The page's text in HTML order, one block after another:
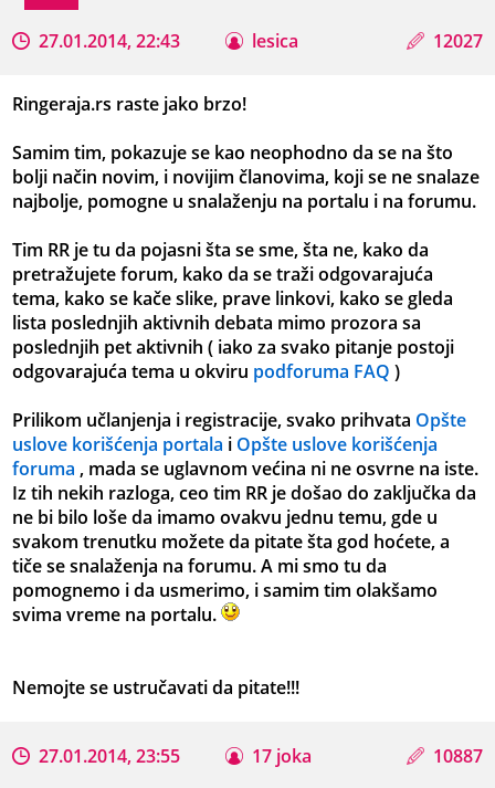
27.01.2014, 22:43 lesica 12027
Ringeraja.rs raste jako brzo!
Samim tim, pokazuje se kao neophodno da se na što
bolji način novim, i novijim članovima, koji se ne snalaze
najbolje, pomogne u snalaženju na portalu i na forumu.
Tim RR je tu da pojasni šta se sme, šta ne, kako da
pretražujete forum, kako da se traži odgovarajuća
tema, kako se kače slike, prave linkovi, kako se gleda
lista poslednjih aktivnih debata mimo prozora sa
poslednjih pet aktivnih ( iako za svako pitanje postoji
odgovarajuća tema u okviru podforuma FAQ )
Prilikom učlanjenja i registracije, svako prihvata Opšte
uslove korišćenja portala i Opšte uslove korišćenja
foruma , mada se uglavnom većina ni ne osvrne na iste.
Iz tih nekih razloga, ceo tim RR je došao do zaključka da
ne bi bilo loše da imamo ovakvu jednu temu, gde u
svakom trenutku možete da pitate šta god hoćete, a
tiče se snalaženja na forumu. A mi smo tu da
pomognemo i da usmerimo, i samim tim olakšamo
svima vreme na portalu.
Nemojte se ustručavati da pitate!!!
27.01.2014, 23:55 17 joka 10887